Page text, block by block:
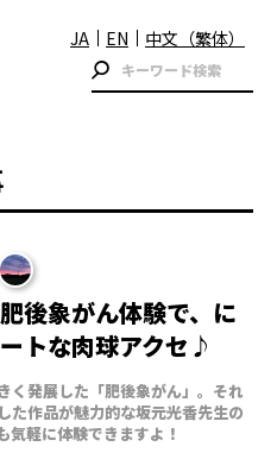
JA EN 中文（繁体）
後象がん体験で、に
トな肉球アクセ♪
く発展した「肥後象がん」。それ
た作品が魅力的な坂元光香先生の
気軽に体験できますよ！